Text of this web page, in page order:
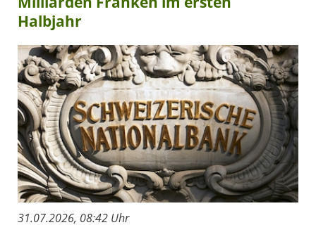
Halbjahr
31.07.2026, 08:42 Uhr